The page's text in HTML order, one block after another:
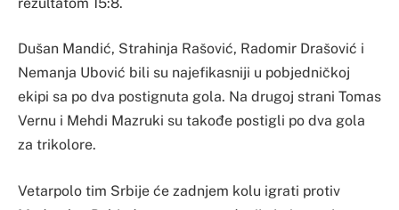
Dušan Mandić, Strahinja Rašović, Radomir Drašović i
Nemanja Ubović bili su najefikasniji u pobjedničkoj
ekipi sa po dva postignuta gola. Na drugoj strani Tomas
Vernu i Mehdi Mazruki su takođe postigli po dva gola
za trikolore.
Vetarpolo tim Srbije će zadnjem kolu igrati protiv